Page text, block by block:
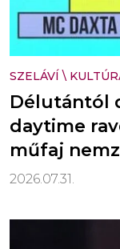
SZELÁVÍ \
Délutántól
daytime
műfaj
2026.07.31.